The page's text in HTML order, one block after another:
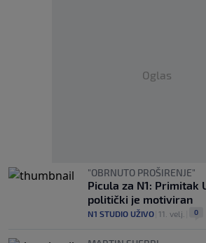
Oglas
"OBRNUTO PROŠIRENJE"
Picula za N1: Primitak
politički je motiviran
N1 STUDIO UŽIVO 11. velj. 0